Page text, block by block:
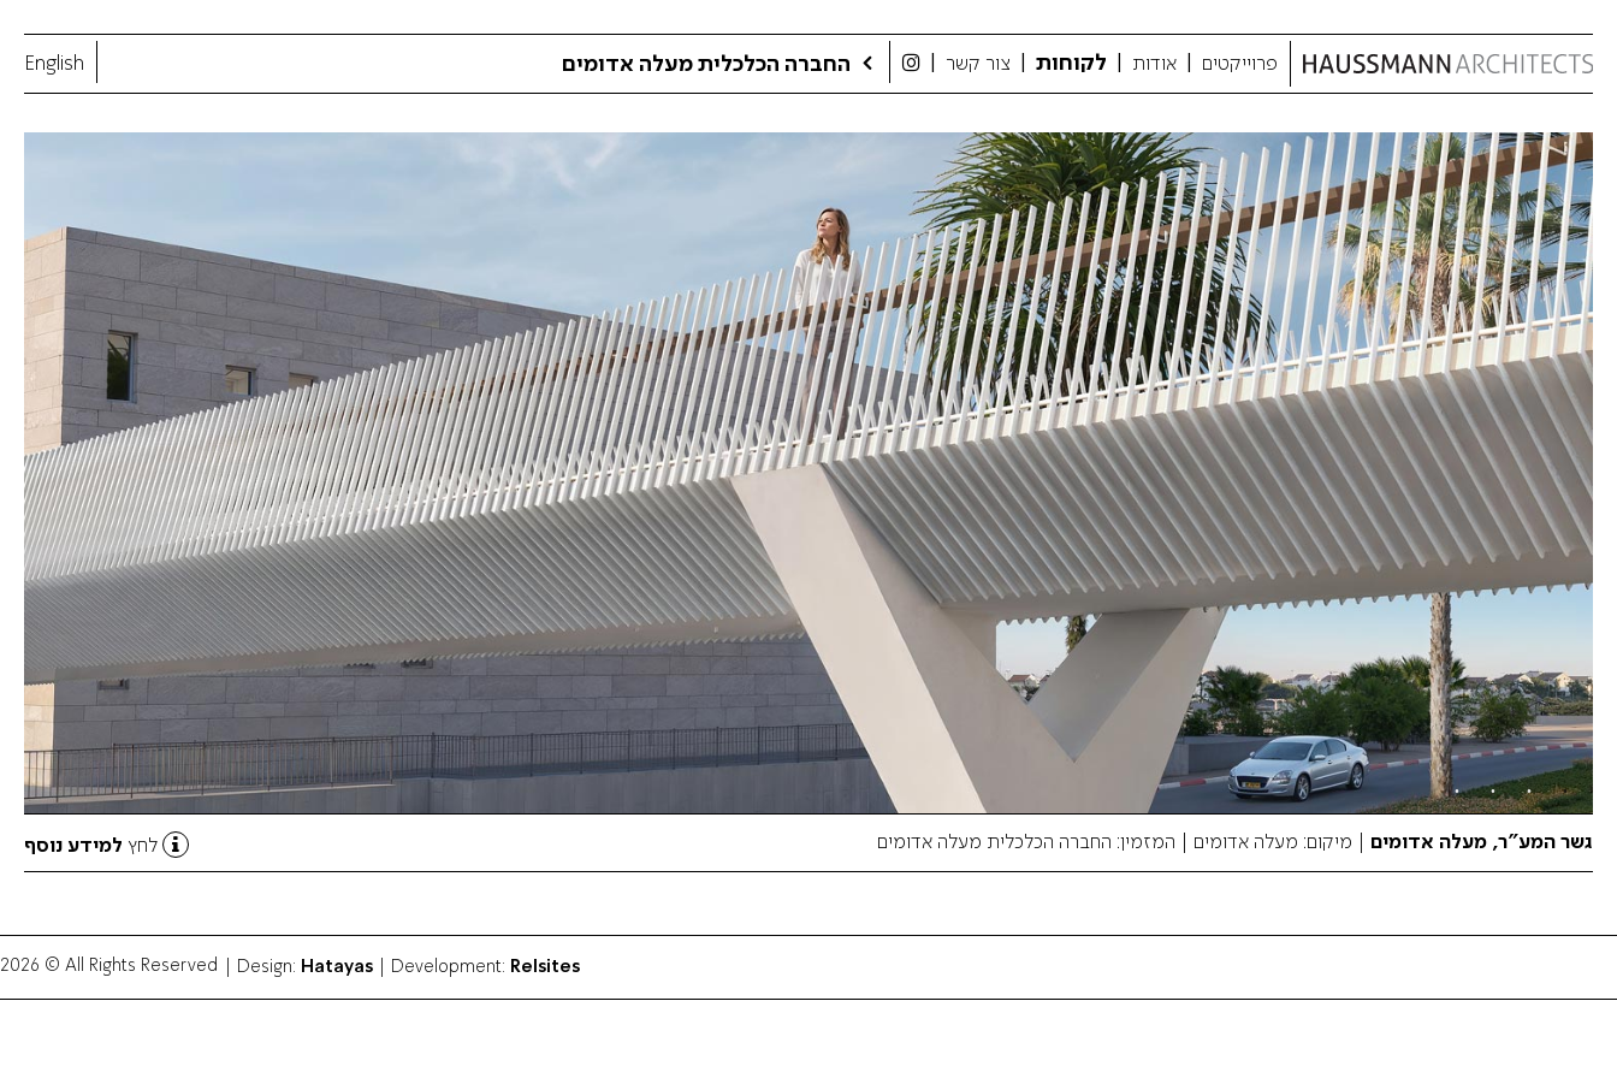
פרוייקטים אודות לקוחות צור קשר English החברה הכלכליתמעלה אדומים
גשר המע”ר, מעלה אדומים | מיקום: מעלה אדומים | המזמין: החברה הכלכלית מעלה אדומים לחץ למידע נוסף
2026 © All Rights Reserved | Design: Hatayas | Development: Relsites